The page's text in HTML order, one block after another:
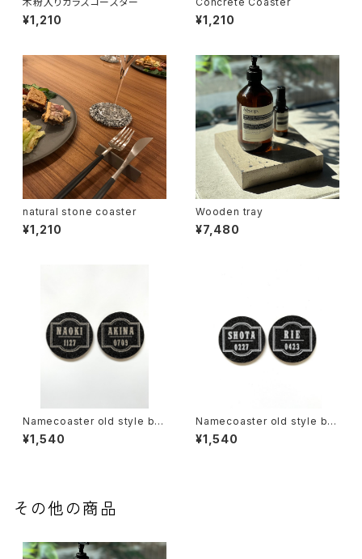
¥1,210 ¥1,210
natural stone coaster
¥1,210
Wooden tray
¥7,480
Namecoaster old style bla
ck×gold
¥1,540
Namecoaster old style bla
ck×white
¥1,540
その他の商品